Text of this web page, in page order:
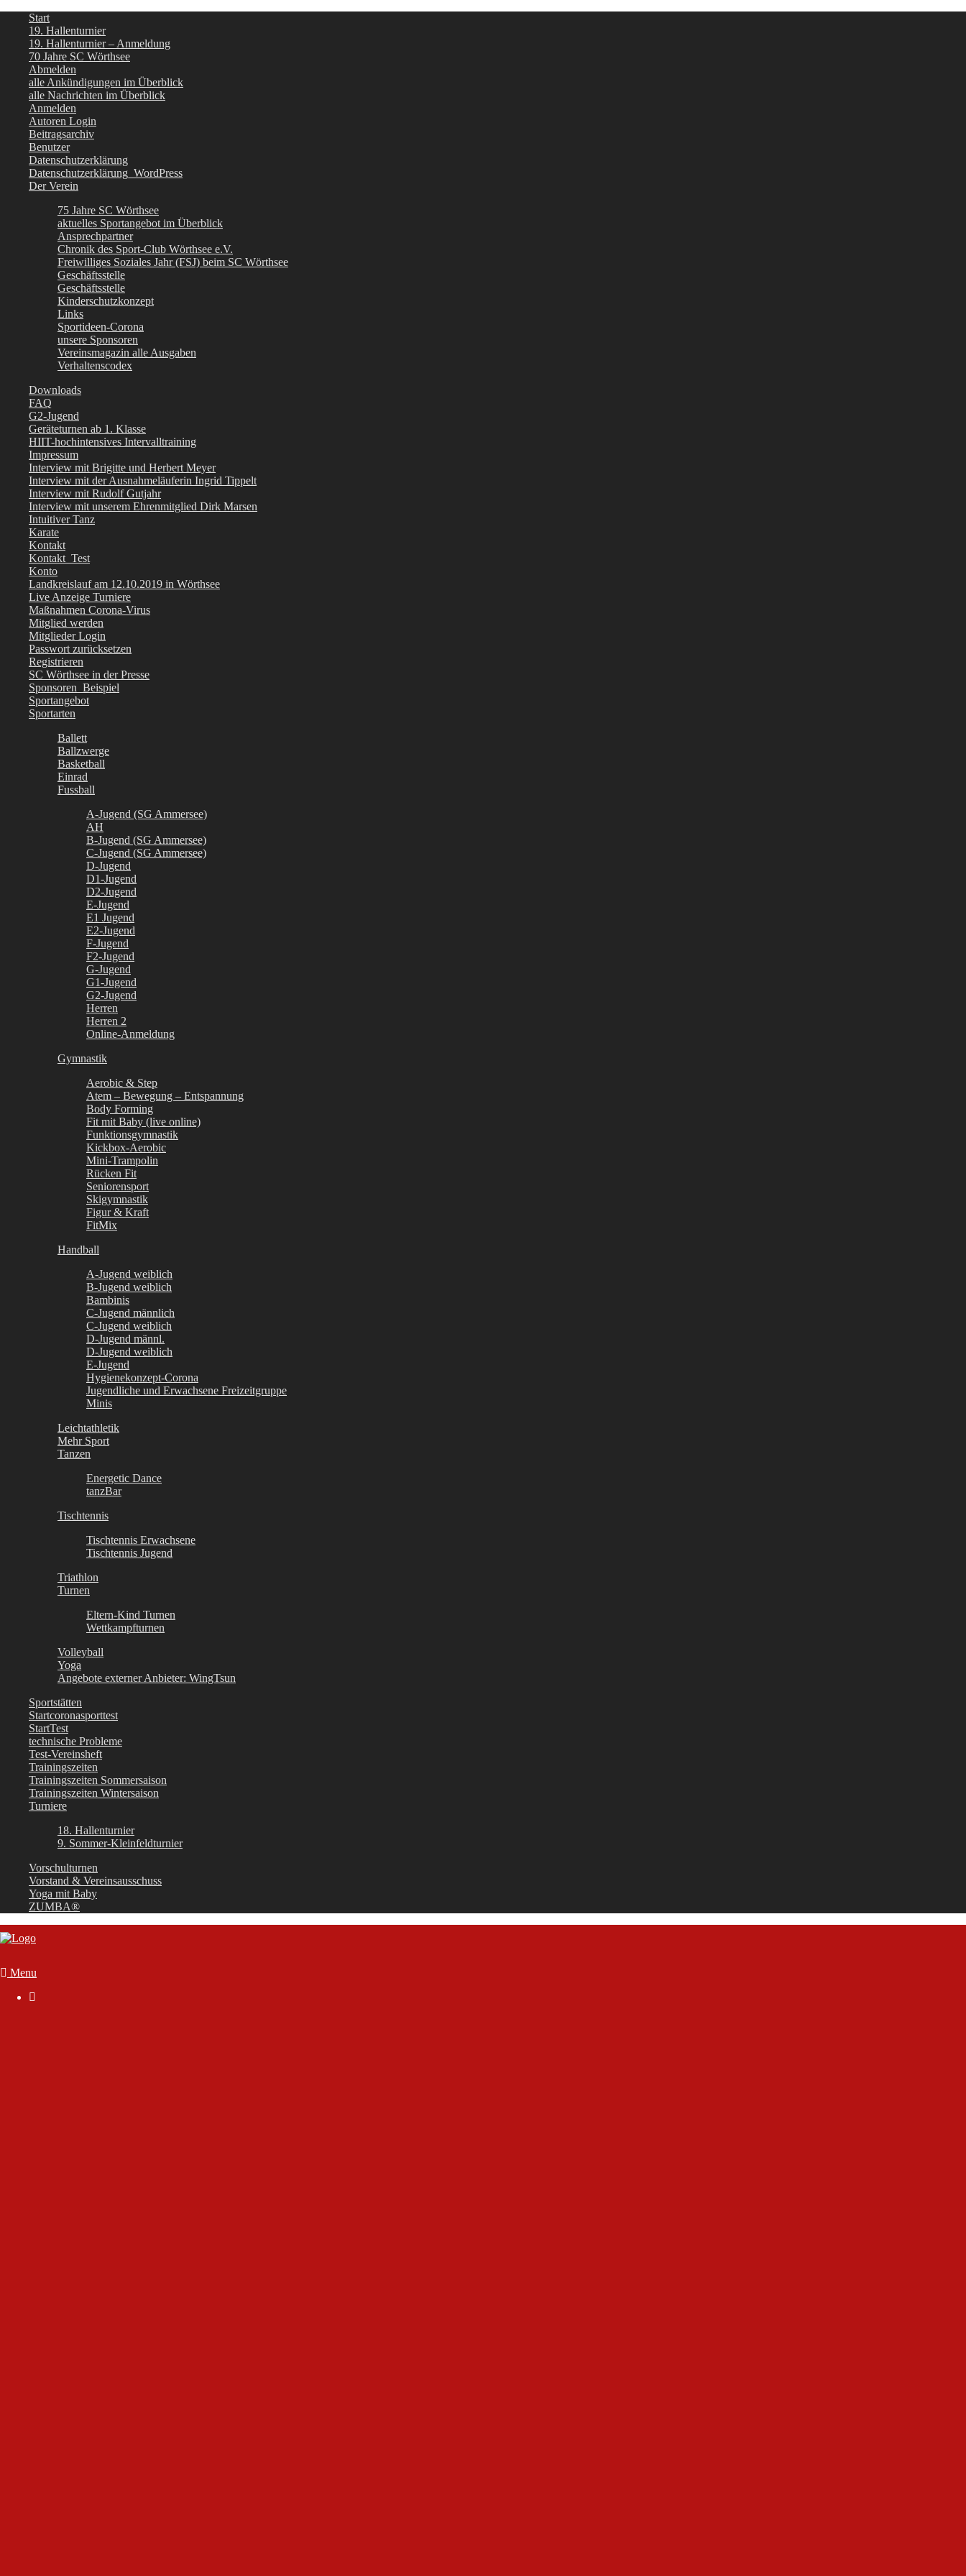
Start
19. Hallenturnier
19. Hallenturnier – Anmeldung
70 Jahre SC Wörthsee
Abmelden
alle Ankündigungen im Überblick
alle Nachrichten im Überblick
Anmelden
Autoren Login
Beitragsarchiv
Benutzer
Datenschutzerklärung
Datenschutzerklärung_WordPress
Der Verein
75 Jahre SC Wörthsee
aktuelles Sportangebot im Überblick
Ansprechpartner
Chronik des Sport-Club Wörthsee e.V.
Freiwilliges Soziales Jahr (FSJ) beim SC Wörthsee
Geschäftsstelle
Geschäftsstelle
Kinderschutzkonzept
Links
Sportideen-Corona
unsere Sponsoren
Vereinsmagazin alle Ausgaben
Verhaltenscodex
Downloads
FAQ
G2-Jugend
Geräteturnen ab 1. Klasse
HIIT-hochintensives Intervalltraining
Impressum
Interview mit Brigitte und Herbert Meyer
Interview mit der Ausnahmeläuferin Ingrid Tippelt
Interview mit Rudolf Gutjahr
Interview mit unserem Ehrenmitglied Dirk Marsen
Intuitiver Tanz
Karate
Kontakt
Kontakt_Test
Konto
Landkreislauf am 12.10.2019 in Wörthsee
Live Anzeige Turniere
Maßnahmen Corona-Virus
Mitglied werden
Mitglieder Login
Passwort zurücksetzen
Registrieren
SC Wörthsee in der Presse
Sponsoren_Beispiel
Sportangebot
Sportarten
Ballett
Ballzwerge
Basketball
Einrad
Fussball
A-Jugend (SG Ammersee)
AH
B-Jugend (SG Ammersee)
C-Jugend (SG Ammersee)
D-Jugend
D1-Jugend
D2-Jugend
E-Jugend
E1 Jugend
E2-Jugend
F-Jugend
F2-Jugend
G-Jugend
G1-Jugend
G2-Jugend
Herren
Herren 2
Online-Anmeldung
Gymnastik
Aerobic & Step
Atem – Bewegung – Entspannung
Body Forming
Fit mit Baby (live online)
Funktionsgymnastik
Kickbox-Aerobic
Mini-Trampolin
Rücken Fit
Seniorensport
Skigymnastik
Figur & Kraft
FitMix
Handball
A-Jugend weiblich
B-Jugend weiblich
Bambinis
C-Jugend männlich
C-Jugend weiblich
D-Jugend männl.
D-Jugend weiblich
E-Jugend
Hygienekonzept-Corona
Jugendliche und Erwachsene Freizeitgruppe
Minis
Leichtathletik
Mehr Sport
Tanzen
Energetic Dance
tanzBar
Tischtennis
Tischtennis Erwachsene
Tischtennis Jugend
Triathlon
Turnen
Eltern-Kind Turnen
Wettkampfturnen
Volleyball
Yoga
Angebote externer Anbieter: WingTsun
Sportstätten
Startcoronasporttest
StartTest
technische Probleme
Test-Vereinsheft
Trainingszeiten
Trainingszeiten Sommersaison
Trainingszeiten Wintersaison
Turniere
18. Hallenturnier
9. Sommer-Kleinfeldturnier
Vorschulturnen
Vorstand & Vereinsausschuss
Yoga mit Baby
ZUMBA®
Menu
